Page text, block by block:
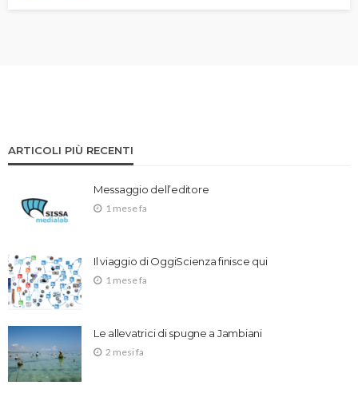
ARTICOLI PIÙ RECENTI
Messaggio dell’editore
1 mese fa
Il viaggio di OggiScienza finisce qui
1 mese fa
Le allevatrici di spugne a Jambiani
2 mesi fa